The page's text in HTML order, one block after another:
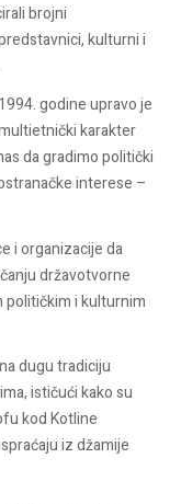
brojni
kulturni i
godine upravo je
karakter
da gradimo politički
interese –
i organizacije da
državotvorne
političkim i kulturnim
dugu tradiciju
ističući kako su
kod Kotline
iz džamije